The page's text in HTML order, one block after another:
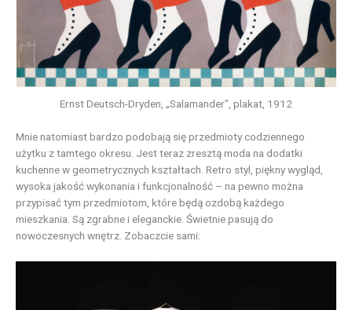
Ernst Deutsch-Dryden, „Salamander”, plakat, 1912
Mnie natomiast bardzo podobają się przedmioty codziennego
użytku z tamtego okresu. Jest teraz zresztą moda na dodatki
kuchenne w geometrycznych kształtach. Retro styl, piękny wygląd,
wysoka jakość wykonania i funkcjonalność – na pewno można
przypisać tym przedmiotom, które będą ozdobą każdego
mieszkania. Są zgrabne i eleganckie. Świetnie pasują do
nowoczesnych wnętrz. Zobaczcie sami: